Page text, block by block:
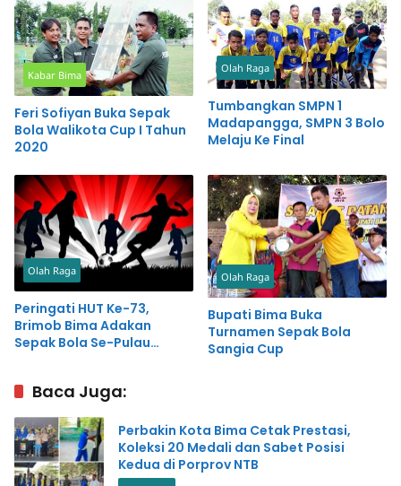
Kabar Bima
Feri Sofiyan Buka Sepak
Bola Walikota Cup I Tahun
2020
Olah Raga
Tumbangkan SMPN 1
Madapangga, SMPN 3 Bolo
Melaju Ke Final
Olah Raga
Peringati HUT Ke-73,
Brimob Bima Adakan
Sepak Bola Se-Pulau
Olah Raga
Bupati Bima Buka
Turnamen Sepak Bola
Sangia Cup
Baca Juga:
Perbakin Kota Bima Cetak Prestasi,
Koleksi 20 Medali dan Sabet Posisi
Kedua di Porprov NTB